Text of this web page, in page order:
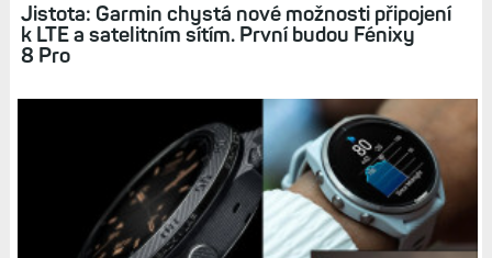
Jistota: Garmin chystá nové možnosti připojení
k LTE a satelitním sítím. První budou Fénixy
8 Pro